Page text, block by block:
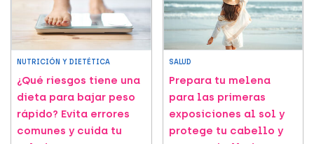
NUTRICIÓN Y DIETÉTICA
¿Qué riesgos tiene una
dieta para bajar peso
rápido? Evita errores
comunes y cuida tu
SALUD
Prepara tu melena
para las primeras
exposiciones al sol y
protege tu cabello y